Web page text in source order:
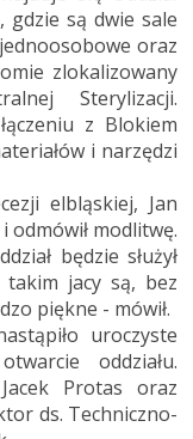
są dwie sale
oraz
zlokalizowany
Sterylizacji.
z Blokiem
i narzędzi
elbląskiej, Jan
odmówił modlitwę.
będzie służył
takim jacy są, bez
piękne - mówił.
uroczyste
oddziału.
Protas oraz
ds. Techniczno-